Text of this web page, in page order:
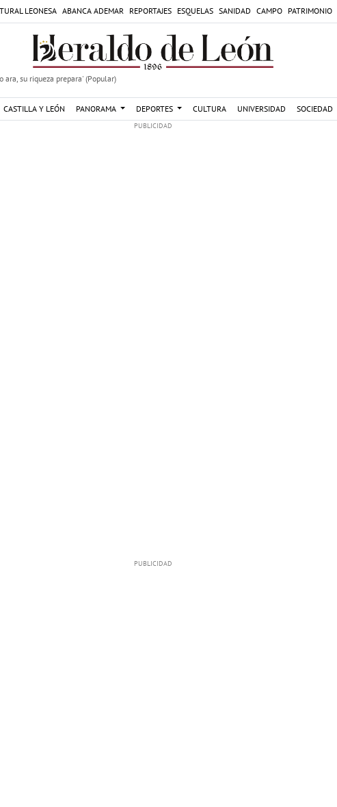
LEONESA ABANCA ADEMAR REPORTAJES ESQUELAS SANIDAD CAMPO PATRIMONIO
ara, su riqueza prepara' (Popular)
CASTILLA Y LEÓN PANORAMA DEPORTES CULTURA UNIVERSIDAD SOCIEDAD